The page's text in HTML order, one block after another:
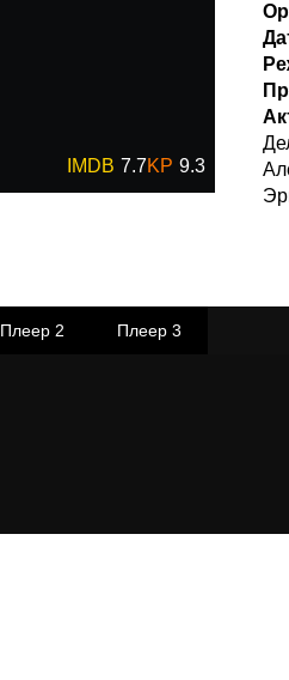
7.7 9.3
Плеер 2 Плеер 3